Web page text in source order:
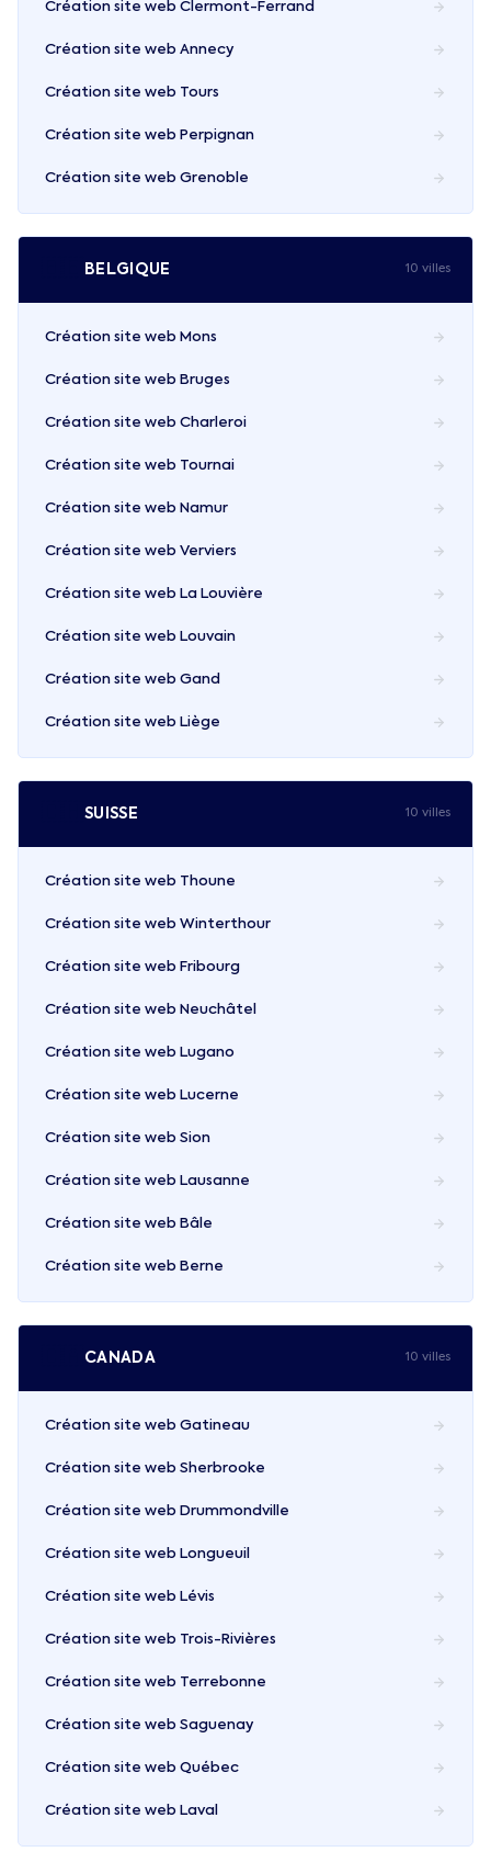
Création site web Clermont-Ferrand
Création site web Annecy
Création site web Tours
Création site web Perpignan
Création site web Grenoble
BELGIQUE 10 villes
Création site web Mons
Création site web Bruges
Création site web Charleroi
Création site web Tournai
Création site web Namur
Création site web Verviers
Création site web La Louvière
Création site web Louvain
Création site web Gand
Création site web Liège
SUISSE 10 villes
Création site web Thoune
Création site web Winterthour
Création site web Fribourg
Création site web Neuchâtel
Création site web Lugano
Création site web Lucerne
Création site web Sion
Création site web Lausanne
Création site web Bâle
Création site web Berne
CANADA 10 villes
Création site web Gatineau
Création site web Sherbrooke
Création site web Drummondville
Création site web Longueuil
Création site web Lévis
Création site web Trois-Rivières
Création site web Terrebonne
Création site web Saguenay
Création site web Québec
Création site web Laval